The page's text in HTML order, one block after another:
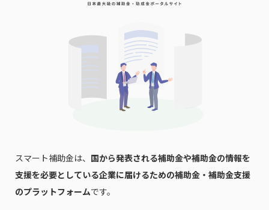
スマート補助金は、 国から発表される補助金や補助金の情報を
支援を必要としている企業に届けるための補助金・補助金支援
のプラットフォームです。